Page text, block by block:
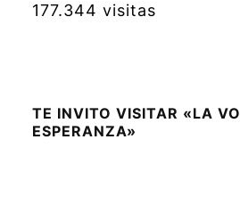
177.344 visitas
TE INVITO VISITAR «LA
ESPERANZA»